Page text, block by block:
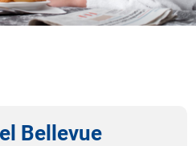
Bellevue